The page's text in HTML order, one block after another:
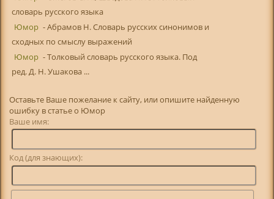
словарь русского языка
Юмор - Абрамов Н. Словарь русских синонимов и
сходных по смыслу выражений
Юмор - Толковый словарь русского языка. Под
ред. Д. Н. Ушакова ...
Оставьте Ваше пожелание к сайту, или опишите найденную
ошибку в статье о Юмор
Ваше имя:
Код (для знающих):